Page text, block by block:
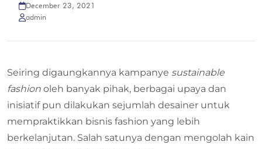
December 23, 2021
admin
Seiring digaungkannya kampanye sustainable
fashion oleh banyak pihak, berbagai upaya dan
inisiatif pun dilakukan sejumlah desainer untuk
mempraktikkan bisnis fashion yang lebih
berkelanjutan. Salah satunya dengan mengolah kain